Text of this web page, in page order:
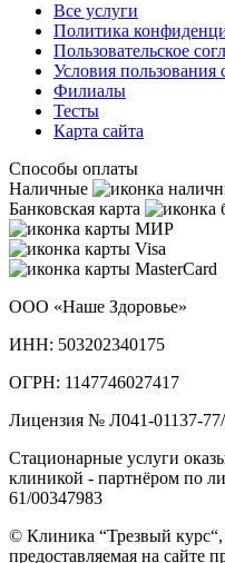
Все услуги
Политика
Пользовательское
Условия пользования
Филиалы
Тесты
Карта сайта
Способы оплаты
Наличные
Банковская карта
ООО «Наше Здоровье»
ИНН: 503202340175
ОГРН: 1147746027417
Лицензия № Л041-01137-
Стационарные услуги
клиникой - партнёром по
61/00347983
© Клиника “Трезвый
предоставляемая на сайте